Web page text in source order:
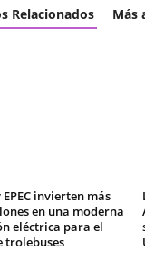
Relacionados Más
EPEC invierten más
en una moderna
eléctrica para el
trolebuses